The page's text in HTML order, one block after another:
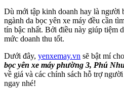
Dù mới tập kinh doanh hay là người
ngành da bọc yên xe máy đều cần
tín bậc nhất. Bởi điều này giúp tiệm
mức doanh thu tốt.
Dưới đây, yenxemay.vn sẽ bật mí
bọc yên xe máy phường 3, Phú
về giá và các chính sách hỗ trợ
ngay nhé!